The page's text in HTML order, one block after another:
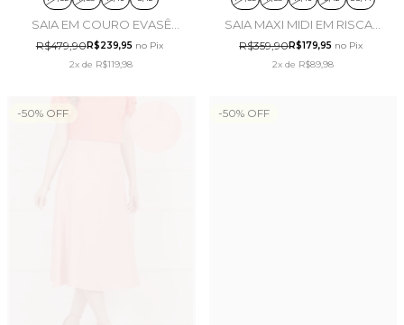
SAIA EM COURO EVASÊ
MARROM - ARTSY
R$479,90R$239,95 no Pix
2x de R$119,98
SAIA MAXI MIDI EM RISCAS
DE GIZ OFF WHITE - LEKAZIS
R$359,90R$179,95 no Pix
2xde R$89,98
-50% OFF -50% OFF